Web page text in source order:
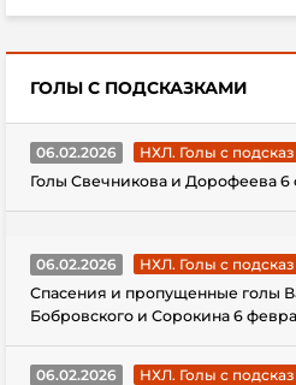
ГОЛЫ С ПОДСКАЗКАМИ
06.02.2026
НХЛ. Голы с
Голы Свечникова и Дорофеева 6
06.02.2026
НХЛ. Голы с
Спасения и пропущенные голы
Бобровского и Сорокина 6
06.02.2026
НХЛ. Голы с